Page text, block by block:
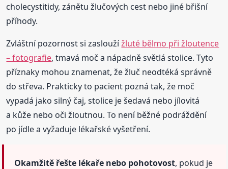
cholecystitidy, zánětu žlučových cest nebo jiné břišní
příhody.
Zvláštní pozornost si zasloužížluté bělmo při žloutence
– fotografie, tmavá moč a nápadně světlá stolice. Tyto
příznaky mohou znamenat, že žluč neodtéká správně
do střeva. Prakticky to pacient pozná tak, že moč
vypadá jako silný čaj, stolice je šedavá nebo jílovitá
a kůže nebo oči žloutnou. To není běžné podráždění
po jídle a vyžaduje lékařské vyšetření.
Okamžitě řešte lékaře nebo pohotovost, pokud je